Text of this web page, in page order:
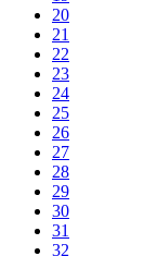
20
21
22
23
24
25
26
27
28
29
30
31
32